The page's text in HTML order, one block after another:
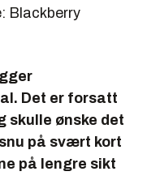
Blackberry
Det er forsatt
skulle ønske det
på svært kort
på lengre sikt